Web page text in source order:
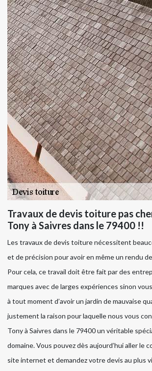
Travaux de devis toiture pas
Tony à Saivres dans le 79400 !!
Les travaux de devis toiture nécessitent
et de précision pour avoir en même un rendu
Pour cela, ce travail doit être fait par des
marques avec de larges expériences sinon
à tout moment d’avoir un jardin de mauvaise
justement la raison pour laquelle nous vous
Tony à Saivres dans le 79400 un véritable
domaine. Vous pouvez dès aujourd’hui aller le
site internet et demandez votre devis au plus